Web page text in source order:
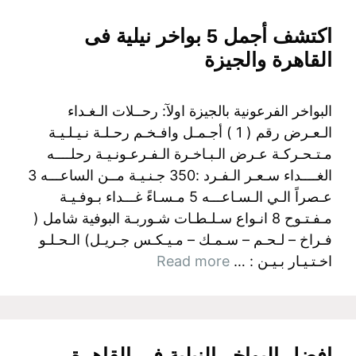
اكتشف أجمل 5 بواخر نيلية فى
القاهرة والجيزة
البواخر الفرعونية بالجيزة اولآ: رحــلات الـغـداء
الـعـرض رقم ( 1 ) أجـمـل وافـخـم رحـلـة نـيـلـيـة
مـتـحـركـة عـرض الـبـاخـرة الـفـرعـونـيـة رحلــــه
الغــــداء سـعـر الـفـرد :350 جـنـيـة مــن الساعـــه 3
عـصراً الـي الـسـاعـــه 5 مـسـاءً غـــداء بـوفـيـة
مـفـتـوح 8 انـواع سـلـطـات شـوربـة البوفية شامل (
فـراخ – لـحـم – سـمـك – مـيـكـس جـريـل) الـحـلـو
اخـتـيـار بـيـن : … Read more